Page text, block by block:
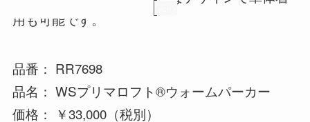
用も可能です。
品番： RR7698
品名： WSプリマロフト®ウォームパーカー
価格： ￥33,000（税別）
e